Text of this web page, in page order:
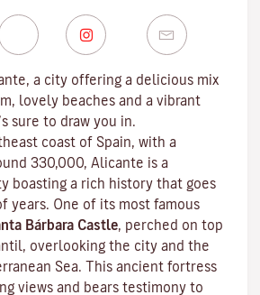
a city offering a delicious mix
lovely beaches and a vibrant
sure to draw you in.
coast of Spain, with a
330,000, Alicante is a
boasting a rich history that goes
years. One of its most famous
Bárbara Castle, perched on top
overlooking the city and the
Sea. This ancient fortress
views and bears testimony to